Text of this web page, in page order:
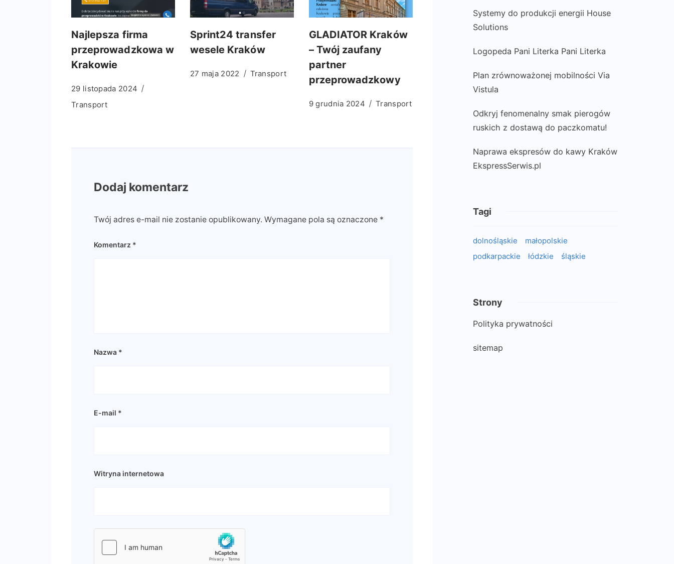
Najlepsza firma
przeprowadzkowa w
Krakowie
29 listopada 2024
Transport
Sprint24 transfer
wesele Kraków
27 maja 2022 Transport
GLADIATOR Kraków
– Twój zaufany
partner
przeprowadzkowy
9 grudnia 2024 Transport
Dodaj komentarz
Twój adres e-mail nie zostanie opublikowany. Wymagane pola są oznaczone *
Komentarz *
Nazwa *
E-mail *
Witryna internetowa
Systemy do produkcji energii House
Solutions
Logopeda Pani Literka Pani Literka
Plan zrównoważonej mobilności Via
Vistula
Odkryj fenomenalny smak pierogów
ruskich z dostawą do paczkomatu!
Naprawa ekspresów do kawy Kraków
EkspressSerwis.pl
Tagi
dolnośląskie
małopolskie
podkarpackie
łódzkie śląskie
Strony
Polityka prywatności
sitemap